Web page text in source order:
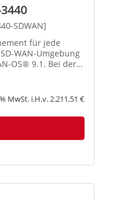
SDWAN]
für jede
WAN-Umgebung
9.1. Bei der
den...
MwSt. i.H.v. 2.211,51 €